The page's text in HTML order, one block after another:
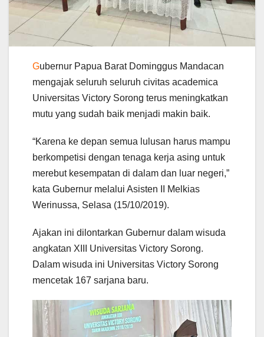
Gubernur Papua Barat Dominggus Mandacan
mengajak seluruh seluruh civitas academica
Universitas Victory Sorong terus meningkatkan
mutu yang sudah baik menjadi makin baik.
“Karena ke depan semua lulusan harus mampu
berkompetisi dengan tenaga kerja asing untuk
merebut kesempatan di dalam dan luar negeri,”
kata Gubernur melalui Asisten II Melkias
Werinussa, Selasa (15/10/2019).
Ajakan ini dilontarkan Gubernur dalam wisuda
angkatan XIII Universitas Victory Sorong.
Dalam wisuda ini Universitas Victory Sorong
mencetak 167 sarjana baru.